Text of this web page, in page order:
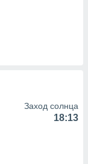
Заход солнца
18:13